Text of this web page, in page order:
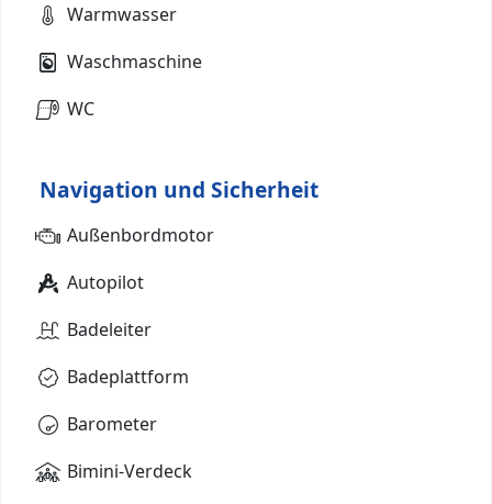
Warmwasser
Waschmaschine
WC
Navigation und Sicherheit
Außenbordmotor
Autopilot
Badeleiter
Badeplattform
Barometer
Bimini-Verdeck